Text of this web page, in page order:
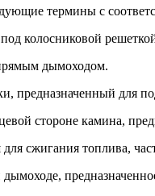
термины с
колосниковой
дымоходом.
предназначенный для
стороне камина,
для сжигания топлива,